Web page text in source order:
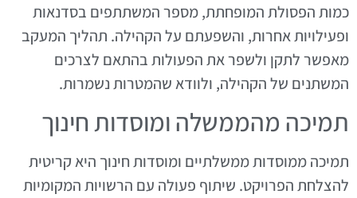
כמות הפסולת המופחתת, מספר המשתתפים בסדנאות
ופעילויות אחרות, והשפעתם על הקהילה. תהליך המעקב
מאפשר לתקן ולשפר את הפעולות בהתאם לצרכים
המשתנים של הקהילה, ולוודא שהמטרות נשמרות.
תמיכה מהממשלה ומוסדות חינוך
תמיכה ממוסדות ממשלתיים ומוסדות חינוך היא קריטית
להצלחת הפרויקט. שיתוף פעולה עם הרשויות המקומיות